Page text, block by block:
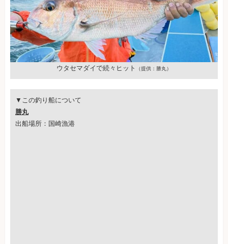
ウタセマダイで続々ヒット （提供：勝丸）
▼この釣り船について
勝丸
出船場所：国崎漁港